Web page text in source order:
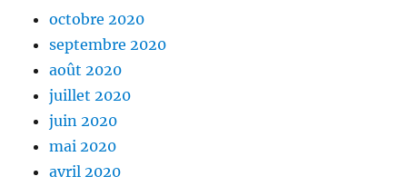
octobre 2020
septembre 2020
août 2020
juillet 2020
juin 2020
mai 2020
avril 2020